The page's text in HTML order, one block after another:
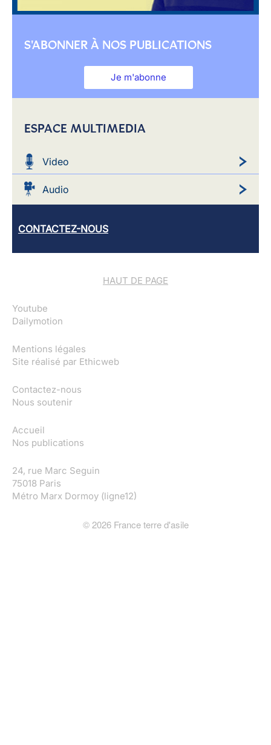
S'ABONNER À NOS PUBLICATIONS
Je m'abonne
ESPACE MULTIMEDIA
Video
Audio
CONTACTEZ-NOUS
HAUT DE PAGE
Youtube
Dailymotion
Mentions légales
Site réalisé par Ethicweb
Contactez-nous
Nous soutenir
Accueil
Nos publications
24, rue Marc Seguin
75018 Paris
Métro Marx Dormoy (ligne12)
©2026France terre d'asile